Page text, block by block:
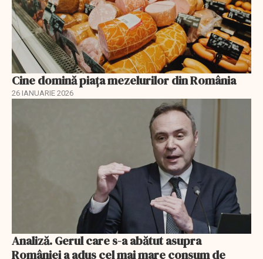
Cine domină piața mezelurilor din România
26 IANUARIE 2026
Analiză. Gerul care s-a abătut asupra
României a adus cel mai mare consum de